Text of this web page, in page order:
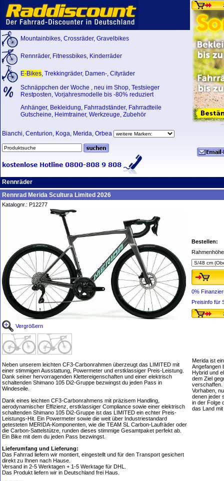
Mountainbikes, Crossräder, Gravelbikes
Rennräder, Fitnessbikes, Kinderräder
E-Bikes, Trekkingräder, Damen-, Cityräder
Schnäppchen der Woche , neu im Shop, Testsieger
Restposten, Vorjahresmodelle bis -80% reduziert
Anhänger, Bekleidung, Fahrradständer, Fahrradteile
Gutscheine, Heimtrainer, Werkzeuge, Zubehör
Bianchi, Centurion, Koga, Merida, Orbea
Rennräder
Rennrad Merida Scultura Limited 2026
Katalognr.: P12277
Vergrößern
Neben unserem leichten CF3-Carbonrahmen überzeugt das LIMITED mit
einer stimmigen Ausstattung, Powermeter und erstklassiger Preis-Leistung.
Dank seiner hervorragenden Klettereigenschaften und einer elektrisch
schaltenden Shimano 105 Di2-Gruppe bezwingst du jeden Pass in
Windeseile.
Dank eines leichten CF3-Carbonrahmens mit präzisem Handling,
aerodynamischer Effizienz, erstklassiger Compliance sowie einer elektrisch
schaltenden Shimano 105 Di2-Gruppe ist das LIMITED ein echter Preis-
Leistungs-Hit. Ein Powermeter sowie die weit über Industriestandard
getesteten MERIDA-Komponenten, wie die TEAM SL Carbon-Laufräder oder
die Carbon-Sattelstütze, runden dieses stimmige Gesamtpaket perfekt ab.
Ein Bike mit dem du jeden Pass bezwingst.
Lieferumfang und Lieferung:
Das Fahrrad liefern wir montiert, eingestellt und für den Transport gesichert
direkt zu Ihnen nach Hause.
Versand in 2-5 Werktagen + 1-5 Werktage für DHL.
Das Produkt liefern wir in Deutschland frei Haus.
Bestellen:
0%
Preisinfo für
Merida ist
Angefangen
Hybrid und
dem Ziel
verschaffen.
Vorhaben,
denen jeder
in der Folge
das Land